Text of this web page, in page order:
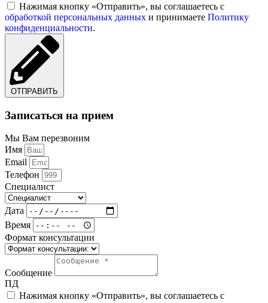
Нажимая кнопку «Отправить», вы соглашаетесь с
обработкой персональных данных и принимаете Политику
конфиденциальности.
ОТПРАВИТЬ
Записаться на прием
Мы Вам перезвоним
Имя
Email
Телефон
Специалист
Дата
Время
Формат консультации
Сообщение
ПД
Нажимая кнопку «Отправить», вы соглашаетесь с